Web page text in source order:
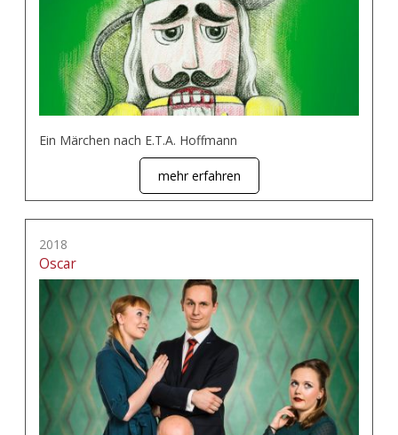
Ein Märchen nach E.T.A. Hoffmann
mehr erfahren
2018
Oscar